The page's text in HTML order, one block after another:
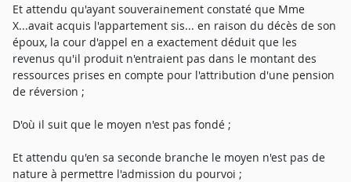
Et attendu qu'ayant souverainement constaté que Mme
X...avait acquis l'appartement sis... en raison du décès de son
époux, la cour d'appel en a exactement déduit que les
revenus qu'il produit n'entraient pas dans le montant des
ressources prises en compte pour l'attribution d'une pension
de réversion ;
D'où il suit que le moyen n'est pas fondé ;
Et attendu qu'en sa seconde branche le moyen n'est pas de
nature à permettre l'admission du pourvoi ;